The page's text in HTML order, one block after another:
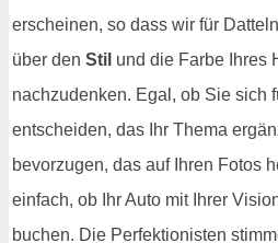
erscheinen, so dass wir für
über den Stil und die Farbe Ihres
nachzudenken. Egal, ob Sie sich
entscheiden, das Ihr Thema
bevorzugen, das auf Ihren Fotos
einfach, ob Ihr Auto mit Ihrer
buchen. Die Perfektionisten